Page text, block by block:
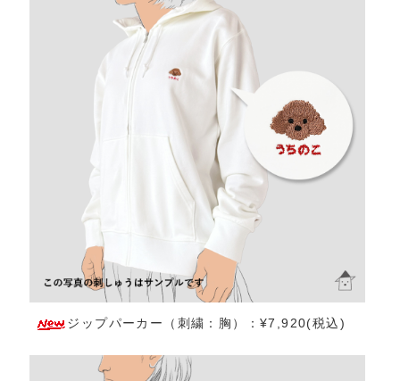
ジップパーカー（刺繍：胸）：¥7,920(税込)